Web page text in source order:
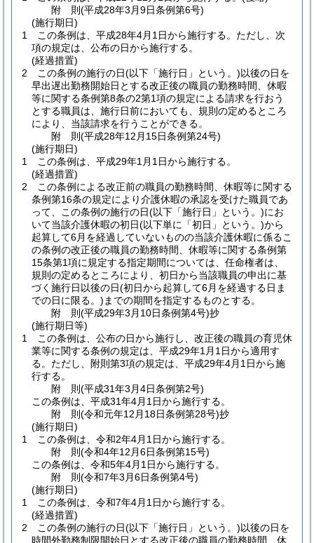
附 則(平成28年3月9日条例第6号)
(施行期日)
1
この条例は、平成28年4月1日から施行する。 ただし、次
項の規定は、公布の日から施行する。
(経過措置)
2
この条例の施行の日(以下「施行日」という。)以後の日を
早出遅出勤務開始日とする改正後の職員の勤務時間、休暇
等に関する条例第8条の2第1項の規定による請求を行おう
とする職員は、施行日前においても、規則の定めるところ
により、当該請求を行うことができる。
附 則(平成28年12月15日条例第24号)
(施行期日)
1
この条例は、平成29年1月1日から施行する。
(経過措置)
2
この条例による改正前の職員の勤務時間、休暇等に関する
条例第16条の規定により介護休暇の承認を受けた職員であ
って、この条例の施行の日(以下「施行日」という。)にお
いて当該介護休暇の初日(以下単に「初日」という。)から
起算して6月を経過していないものの当該介護休暇に係るこ
の条例の改正後の職員の勤務時間、休暇等に関する条例第
15条第1項に規定する指定期間については、任命権者は、
規則の定めるところにより、初日から当該職員の申出に基
づく施行日以後の日(初日から起算して6月を経過する日ま
での日に限る。) までの期間を指定するものとする。
附 則(平成29年3月10日条例第4号)抄
(施行期日等)
1
この条例は、公布の日から施行し、改正後の職員の育児休
業等に関する条例の規定は、平成29年1月1日から適用す
る。 ただし、附則第3項の規定は、平成29年4月1日から施
行する。
附 則(平成31年3月4日条例第2号)
この条例は、平成31年4月1日から施行する。
附 則(令和元年12月18日条例第28号)抄
(施行期日)
1
この条例は、令和2年4月1日から施行する。
附 則(令和4年12月6日条例第15号)
この条例は、令和5年4月1日から施行する。
附 則(令和7年3月6日条例第4号)
(施行期日)
1
この条例は、令和7年4月1日から施行する。
(経過措置)
2
この条例の施行の日(以下「施行日」という。)以後の日を
時間外勤務制限開始日とする改正後の職員の勤務時間、休